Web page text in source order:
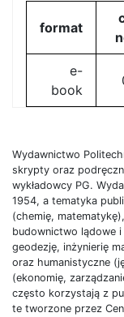
format
e-
book
Wydawnictwo
skrypty oraz
wykładowcy PG.
1954, a tematyka
(chemię,
budownictwo lądowe
geodezję, inżynierię
oraz humanistyczne
(ekonomię,
często korzystają z
te tworzone przez